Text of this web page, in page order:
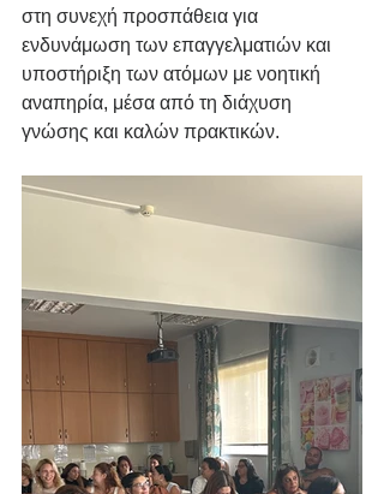
στη συνεχή προσπάθεια για
ενδυνάμωση των επαγγελματιών και
υποστήριξη των ατόμων με νοητική
αναπηρία, μέσα από τη διάχυση
γνώσης και καλών πρακτικών.